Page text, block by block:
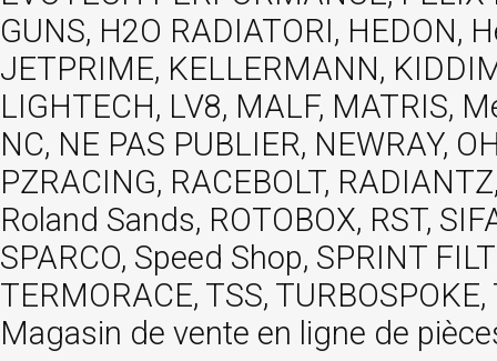
GUNS, H2O RADIATORI, HEDON,
JETPRIME, KELLERMANN,
LIGHTECH, LV8, MALF, MATRIS,
NC, NE PAS PUBLIER, NEWRAY,
PZRACING, RACEBOLT,
Roland Sands, ROTOBOX, RST,
SPARCO, Speed Shop, SPRINT
TERMORACE, TSS,
Magasin de vente en ligne de